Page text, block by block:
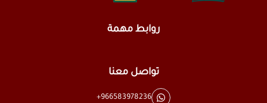
روابط مهمة
تواصل معنا
+966583978236